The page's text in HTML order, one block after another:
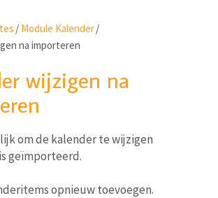
/ Module Kalender/
na importeren
wijzigen na
om de kalender te wijzigen
geïmporteerd.
opnieuw toevoegen.